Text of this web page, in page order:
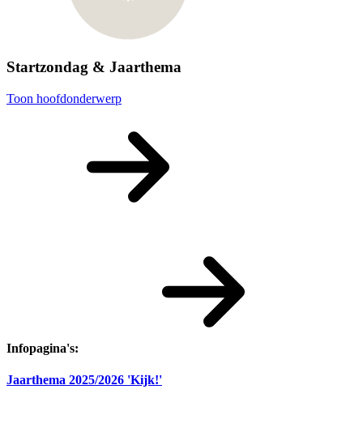
Startzondag & Jaarthema
Toon hoofdonderwerp
Infopagina's:
Jaarthema 2025/2026 'Kijk!'